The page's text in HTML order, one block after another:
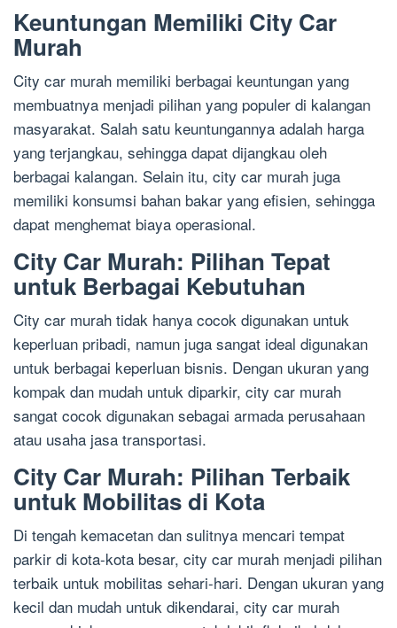
Keuntungan Memiliki City Car
Murah
City car murah memiliki berbagai keuntungan yang
membuatnya menjadi pilihan yang populer di kalangan
masyarakat. Salah satu keuntungannya adalah harga
yang terjangkau, sehingga dapat dijangkau oleh
berbagai kalangan. Selain itu, city car murah juga
memiliki konsumsi bahan bakar yang efisien, sehingga
dapat menghemat biaya operasional.
City Car Murah: Pilihan Tepat
untuk Berbagai Kebutuhan
City car murah tidak hanya cocok digunakan untuk
keperluan pribadi, namun juga sangat ideal digunakan
untuk berbagai keperluan bisnis. Dengan ukuran yang
kompak dan mudah untuk diparkir, city car murah
sangat cocok digunakan sebagai armada perusahaan
atau usaha jasa transportasi.
City Car Murah: Pilihan Terbaik
untuk Mobilitas di Kota
Di tengah kemacetan dan sulitnya mencari tempat
parkir di kota-kota besar, city car murah menjadi pilihan
terbaik untuk mobilitas sehari-hari. Dengan ukuran yang
kecil dan mudah untuk dikendarai, city car murah